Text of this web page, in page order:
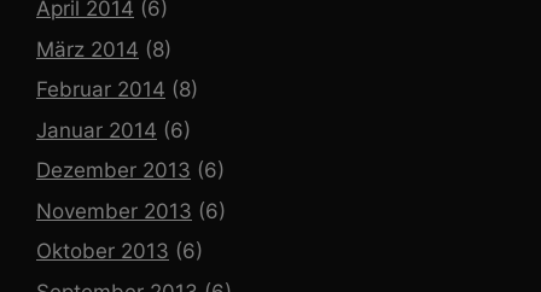
April 2014 (6)
März 2014 (8)
Februar 2014 (8)
Januar 2014 (6)
Dezember 2013 (6)
November 2013 (6)
Oktober 2013 (6)